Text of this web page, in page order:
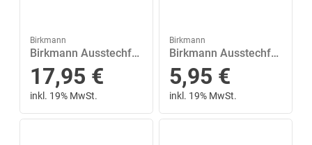
Birkmann
Birkmann Ausstechform »XXL Stern 20 cm«, Edelstahl
17,95 €
inkl. 19% MwSt.
Birkmann
Birkmann Ausstechform »Posaunenengel 8 cm«, Edelstahl
5,95 €
inkl. 19% MwSt.